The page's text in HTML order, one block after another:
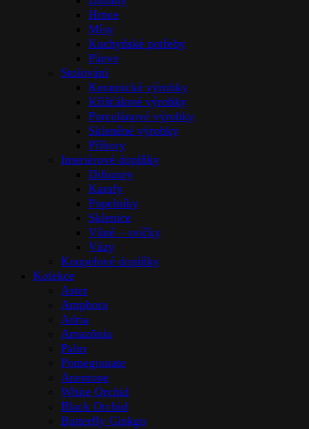
Hrnce
Mísy
Kuchyňské potřeby
Pánve
Stolováni
Keramické výrobky
Křišťálové výrobky
Porcelánové výrobky
Skleněné výrobky
Příbory
Interiérové doplňky
Difuzory
Karafy
Popelníky
Sklenice
Vůně – svíčky
Vázy
Koupelové doplňky
Kolekce
Aster
Amphora
Adria
Amazōnia
Palm
Pomegranate
Anemone
White Orchid
Black Orchid
Butterfly Ginkgo